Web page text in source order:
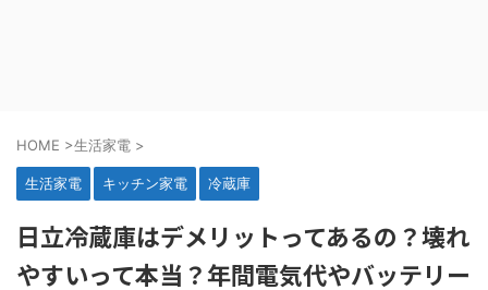
HOME >生活家電 >
生活家電 キッチン家電 冷蔵庫
日立冷蔵庫はデメリットってあるの？壊れ
やすいって本当？年間電気代やバッテリー